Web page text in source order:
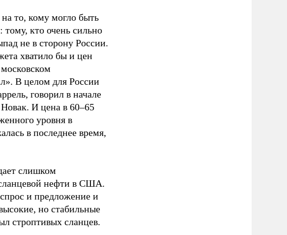
то, кому могло быть
кто очень сильно
не в сторону России.
хватило бы и цен
В целом для России
говорил в начале
И цена в 60–65
уровня в
в последнее время,
слишком
нефти в США.
и предложение и
но стабильные
строптивых сланцев.